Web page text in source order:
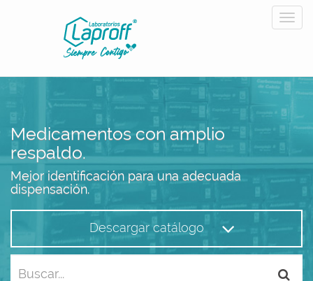
Medicamentos con amplio
respaldo.
Mejor identificación para una adecuada
dispensación.
Descargar catálogo